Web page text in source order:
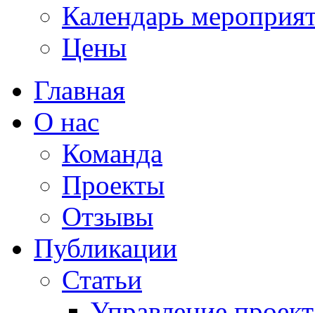
Календарь
Цены
Главная
О нас
Команда
Проекты
Отзывы
Публикации
Статьи